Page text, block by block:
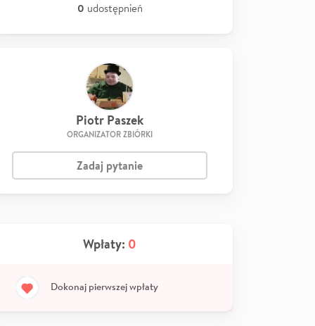
0 udostępnień
Piotr Paszek
ORGANIZATOR ZBIÓRKI
Zadaj pytanie
Wpłaty: 0
Dokonaj pierwszej wpłaty